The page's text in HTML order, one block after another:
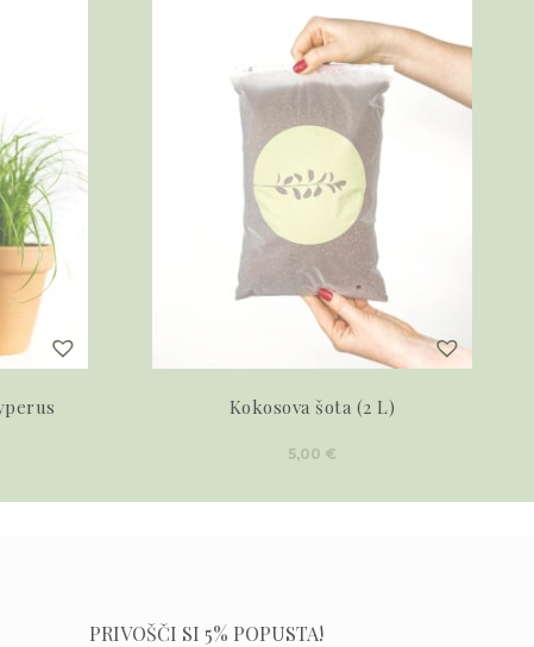
Kokosova šota (2 L)
5,00 €
PRIVOŠČI SI 5% POPUSTA!